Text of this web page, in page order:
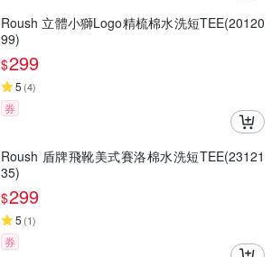
Roush 立體小獅Logo精梳棉水洗短TEE(20120
99)
$299
5 (4)
券
Roush 盾牌飛靴美式賽洛棉水洗短TEE(23121
35)
$299
5 (1)
券